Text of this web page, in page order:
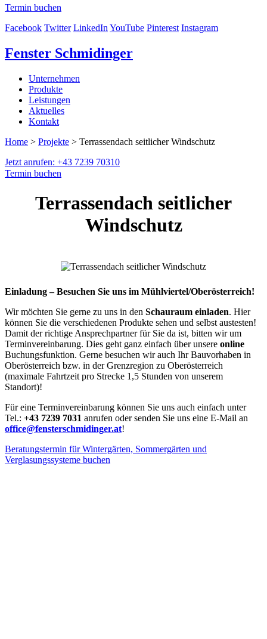
Termin buchen
Facebook Twitter LinkedInYouTube Pinterest Instagram
Fenster Schmidinger
Unternehmen
Produkte
Leistungen
Aktuelles
Kontakt
Home > Projekte > Terrassendach seitlicher Windschutz
Jetzt anrufen: +43 7239 70310
Termin buchen
Terrassendach seitlicher
Windschutz
Einladung – Besuchen Sie uns im Mühlviertel/Oberösterreich!
Wir möchten Sie gerne zu uns in den Schauraum einladen. Hier
können Sie die verschiedenen Produkte sehen und selbst austesten!
Damit der richtige Ansprechpartner für Sie da ist, bitten wir um
Terminvereinbarung. Dies geht ganz einfach über unsere online
Buchungsfunktion. Gerne besuchen wir auch Ihr Bauvorhaben in
Oberösterreich bzw. in der Grenzregion zu Oberösterreich
(maximale Fahrtzeit pro Strecke 1,5 Stunden von unserem
Standort)!
Für eine Terminvereinbarung können Sie uns auch einfach unter
Tel.: +43 7239 7031 anrufen oder senden Sie uns eine E-Mail an
office@fensterschmidinger.at!
Beratungstermin für Wintergärten, Sommergärten und
Verglasungssysteme buchen